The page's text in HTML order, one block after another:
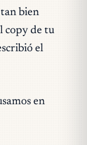
bien
copy de tu
el
en